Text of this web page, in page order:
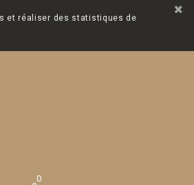
0
et réaliser des statistiques de